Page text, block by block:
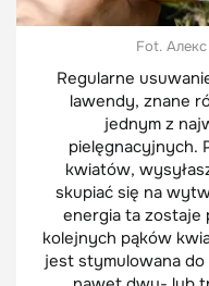
Fot.
Regularne
lawendy, znane
jednym z
pielęgnacyjnych.
kwiatów,
skupiać się na
energia ta zostaje
kolejnych pąków
jest stymulowana